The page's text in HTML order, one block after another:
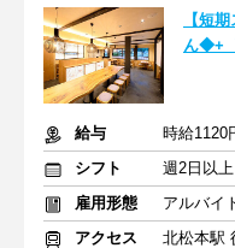
【短
ん◆+
給与
時給1120
シフト
雇用形態
アルバイ
アクセス
北松本駅